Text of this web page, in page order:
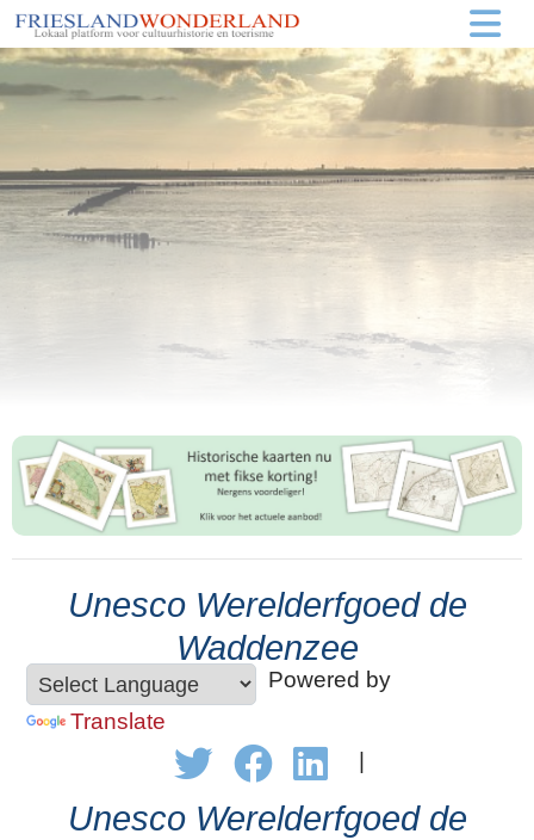
Unesco Werelderfgoed de
Waddenzee
Powered by
Translate
Unesco Werelderfgoed de